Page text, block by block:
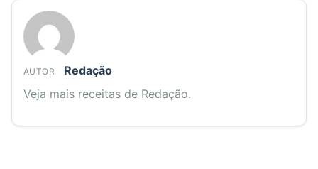
AUTOR
Redação
Veja mais receitas de Redação.